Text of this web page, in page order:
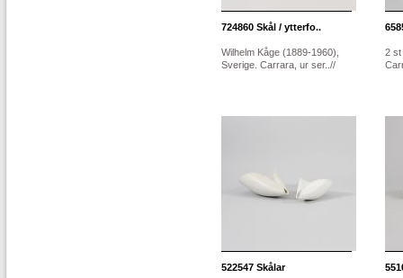
724860 Skål / ytterfo..
Wilhelm Kåge (1889-1960),
Sverige. Carrara, ur ser..//
2 st
522547 Skålar